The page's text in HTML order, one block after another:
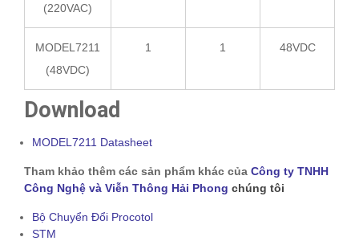
(220VAC)
MODEL7211
(48VDC)
1 1 48VDC
Download
MODEL7211 Datasheet
Tham khảo thêm các sản phẩm khác của Công ty TNHH
Công Nghệ và Viễn Thông Hải Phong chúng tôi
Bộ Chuyển Đổi Procotol
STM